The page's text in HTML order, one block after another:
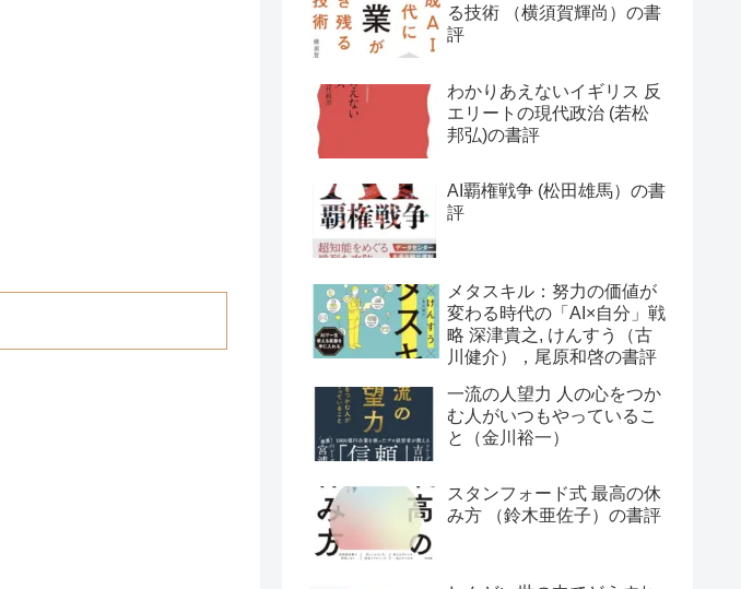
る技術 （横須賀輝尚）の書
評
わかりあえないイギリス 反
エリートの現代政治 (若松
邦弘)の書評
AI覇権戦争 (松田雄馬）の書
評
メタスキル：努力の価値が
変わる時代の「AI×自分」戦
略 深津貴之, けんすう（古
川健介），尾原和啓の書評
一流の人望力 人の心をつか
む人がいつもやっているこ
と（金川裕一）
スタンフォード式 最高の休
み方 （鈴木亜佐子）の書評